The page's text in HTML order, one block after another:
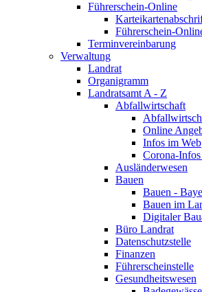
Führerschein-Online
Führerschein-
Terminvereinbarung
Verwaltung
Landrat
Organigramm
Landratsamt A - Z
Abfallwirtschaft
Online
Infos im Web
Corona-
Ausländerwesen
Bauen
Bauen -
Bauen im
Digitaler
Büro Landrat
Datenschutzstelle
Finanzen
Führerscheinstelle
Gesundheitswesen